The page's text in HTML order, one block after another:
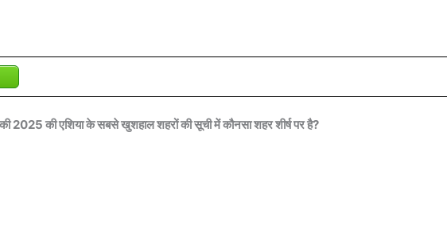
2025 की एशिया के सबसे खुशहाल शहरों की सूची में कौनसा शहर शीर्ष पर है?